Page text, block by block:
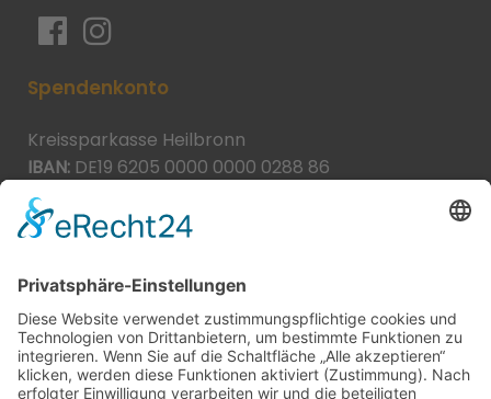
Spendenkonto
Kreissparkasse Heilbronn
IBAN: DE19 6205 0000 0000 0288 86
BIC:
Spende direkt via PayPal
JETZT SPENDEN
paypal@heilbronner-tierschutz.de